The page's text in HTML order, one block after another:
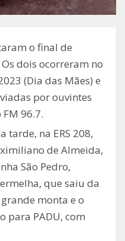
o final de
dois ocorreram no
(Dia das Mães) e
por ouvintes
96.7.
na ERS 208,
de Almeida,
São Pedro,
que saiu da
monta e o
para PADU, com